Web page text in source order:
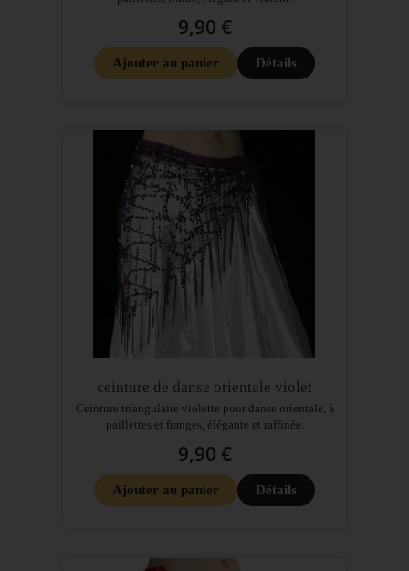
9,90 €
Ajouter au panier Détails
ceinture de danse orientale violet
Ceinture triangulaire violette pour danse orientale, à
paillettes et franges, élégante et raffinée.
9,90 €
Ajouter au panier Détails